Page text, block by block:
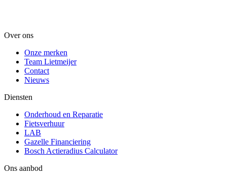
Over ons
Onze merken
Team Lietmeijer
Contact
Nieuws
Diensten
Onderhoud en Reparatie
Fietsverhuur
LAB
Gazelle Financiering
Bosch Actieradius Calculator
Ons aanbod